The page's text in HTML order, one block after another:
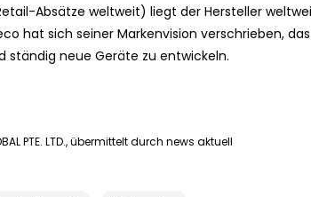
Retail-Absätze weltweit) liegt der Hersteller
hat sich seiner Markenvision verschrieben,
ständig neue Geräte zu entwickeln.
PTE. LTD., übermittelt durch news aktuell